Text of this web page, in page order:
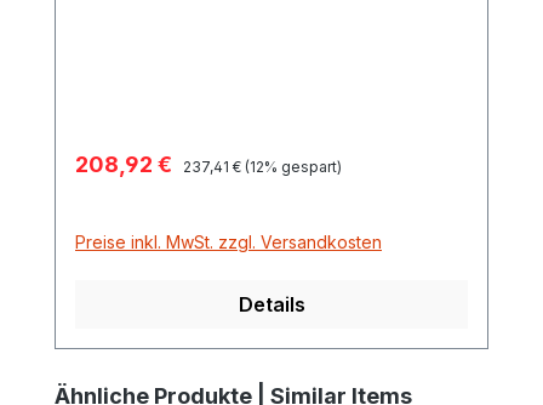
Verkaufspreis:
208,92 € Regulärer Preis:
237,41 € (12% gespart)
Preise inkl. MwSt. zzgl. Versandkosten
Details
Produktgalerie überspringen
Ähnliche Produkte | Similar Items